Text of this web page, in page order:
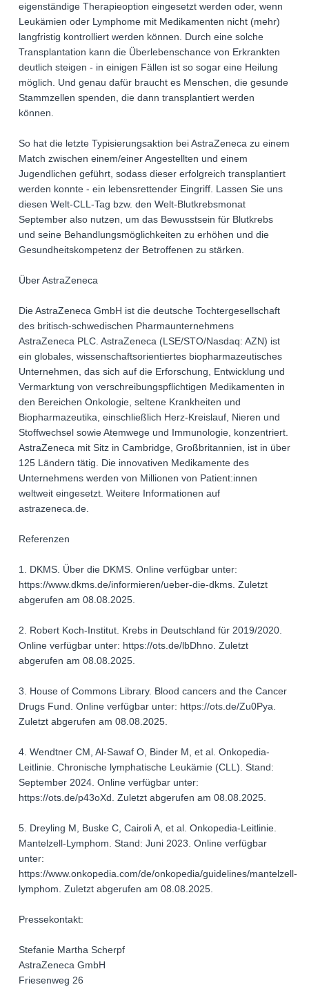
eigenständige Therapieoption eingesetzt werden oder, wenn
Leukämien oder Lymphome mit Medikamenten nicht (mehr)
langfristig kontrolliert werden können. Durch eine solche
Transplantation kann die Überlebenschance von Erkrankten
deutlich steigen - in einigen Fällen ist so sogar eine Heilung
möglich. Und genau dafür braucht es Menschen, die gesunde
Stammzellen spenden, die dann transplantiert werden
können.
So hat die letzte Typisierungsaktion bei AstraZeneca zu einem
Match zwischen einem/einer Angestellten und einem
Jugendlichen geführt, sodass dieser erfolgreich transplantiert
werden konnte - ein lebensrettender Eingriff. Lassen Sie uns
diesen Welt-CLL-Tag bzw. den Welt-Blutkrebsmonat
September also nutzen, um das Bewusstsein für Blutkrebs
und seine Behandlungsmöglichkeiten zu erhöhen und die
Gesundheitskompetenz der Betroffenen zu stärken.
Über AstraZeneca
Die AstraZeneca GmbH ist die deutsche Tochtergesellschaft
des britisch-schwedischen Pharmaunternehmens
AstraZeneca PLC. AstraZeneca (LSE/STO/Nasdaq: AZN) ist
ein globales, wissenschaftsorientiertes biopharmazeutisches
Unternehmen, das sich auf die Erforschung, Entwicklung und
Vermarktung von verschreibungspflichtigen Medikamenten in
den Bereichen Onkologie, seltene Krankheiten und
Biopharmazeutika, einschließlich Herz-Kreislauf, Nieren und
Stoffwechsel sowie Atemwege und Immunologie, konzentriert.
AstraZeneca mit Sitz in Cambridge, Großbritannien, ist in über
125 Ländern tätig. Die innovativen Medikamente des
Unternehmens werden von Millionen von Patient:innen
weltweit eingesetzt. Weitere Informationen auf
astrazeneca.de.
Referenzen
1. DKMS. Über die DKMS. Online verfügbar unter:
https://www.dkms.de/informieren/ueber-die-dkms. Zuletzt
abgerufen am 08.08.2025.
2. Robert Koch-Institut. Krebs in Deutschland für 2019/2020.
Online verfügbar unter: https://ots.de/lbDhno. Zuletzt
abgerufen am 08.08.2025.
3. House of Commons Library. Blood cancers and the Cancer
Drugs Fund. Online verfügbar unter: https://ots.de/Zu0Pya.
Zuletzt abgerufen am 08.08.2025.
4. Wendtner CM, Al-Sawaf O, Binder M, et al. Onkopedia-
Leitlinie. Chronische lymphatische Leukämie (CLL). Stand:
September 2024. Online verfügbar unter:
https://ots.de/p43oXd. Zuletzt abgerufen am 08.08.2025.
5. Dreyling M, Buske C, Cairoli A, et al. Onkopedia-Leitlinie.
Mantelzell-Lymphom. Stand: Juni 2023. Online verfügbar
unter:
https://www.onkopedia.com/de/onkopedia/guidelines/mantelzell-
lymphom. Zuletzt abgerufen am 08.08.2025.
Pressekontakt:
Stefanie Martha Scherpf
AstraZeneca GmbH
Friesenweg 26